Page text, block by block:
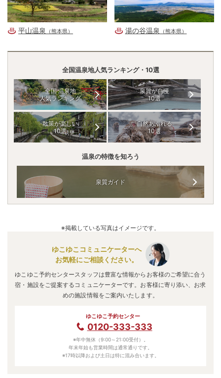
平山温泉 （熊本県） 湯の谷温泉 （熊本県）
全国温泉地人気ランキング・10選
全国 温泉地
人気ランキング
泉質が自慢
10選
散策が楽しい
10選
自然あふれる
10選
温泉の特徴を知ろう
泉質ガイド
※掲載している写真はイメージです。
ゆこゆこコミュニケーターへ
お気軽にご相談ください。
ゆこゆこ予約センタースタッフは豊富な情報からお客様のご希望に合う
宿・施設をご提案するコミュニケーターです。お客様に寄り添い、お求
めの施設情報をご案内いたします。
ゆこゆこ予約センター
0120-333-333
※年中無休（9:00～21:00受付）。
年末年始も営業時間は通常通りです。
※17時以降および土日は特に混み合います。